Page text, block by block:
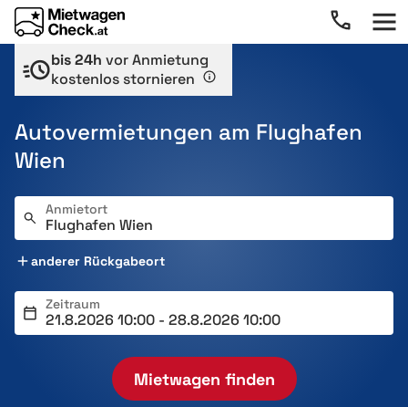
bis 24h vor Anmietung
kostenlos stornieren
Autovermietungen am Flughafen
Wien
Anmietort
anderer Rückgabeort
Zeitraum
Mietwagen finden